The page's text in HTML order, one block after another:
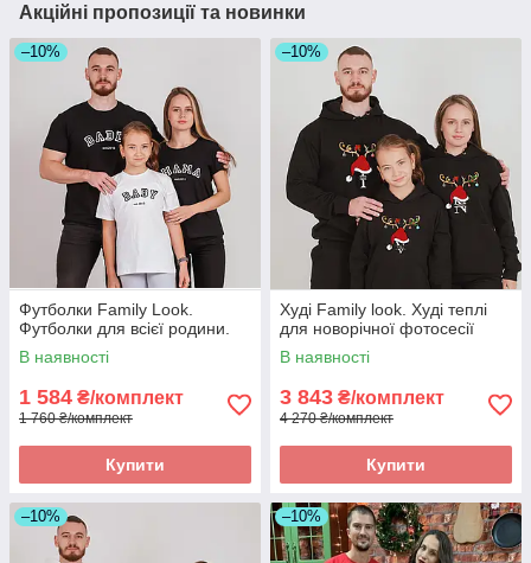
Акційні пропозиції та новинки
–10%
Футболки Family Look.
Футболки для всієї родини.
В наявності
1 584 ₴/комплект
1 760 ₴/комплект
Купити
–10%
Худі Family look. Худі теплі
для новорічної фотосесії
В наявності
3 843 ₴/комплект
4 270 ₴/комплект
Купити
–10% –10%